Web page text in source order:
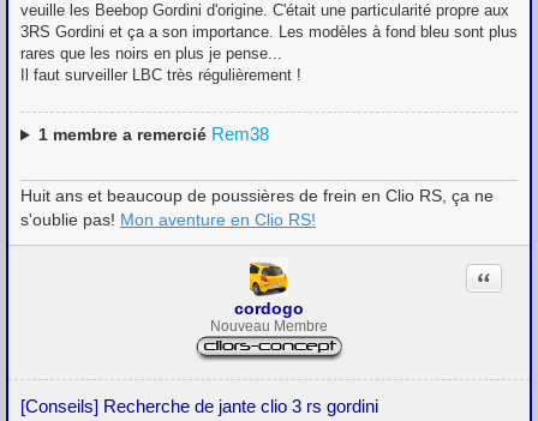
veuille les Beebop Gordini d'origine. C'était une particularité propre aux
3RS Gordini et ça a son importance. Les modèles à fond bleu sont plus
rares que les noirs en plus je pense...
Il faut surveiller LBC très régulièrement !
1membre a remercié Rem38
Huit ans et beaucoup de poussières de frein en Clio RS, ça ne
s'oublie pas! Mon aventure en Clio RS!
cordogo
Nouveau Membre
[Conseils] Recherche de jante clio 3 rs gordini
Citation